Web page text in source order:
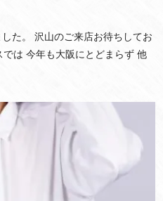
た。 沢山のご来店お待ちしてお
は 今年も大阪にとどまらず 他